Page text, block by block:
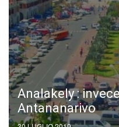
Analakely :
Antananarivo